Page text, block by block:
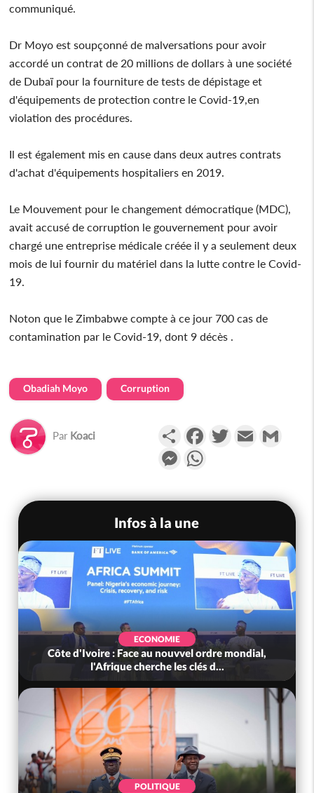
communiqué.
Dr Moyo est soupçonné de malversations pour avoir
accordé un contrat de 20 millions de dollars à une société
de Dubaï pour la fourniture de tests de dépistage et
d'équipements de protection contre le Covid-19,en
violation des procédures.
Il est également mis en cause dans deux autres contrats
d'achat d'équipements hospitaliers en 2019.
Le Mouvement pour le changement démocratique (MDC),
avait accusé de corruption le gouvernement pour avoir
chargé une entreprise médicale créée il y a seulement deux
mois de lui fournir du matériel dans la lutte contre le Covid-
19.
Noton que le Zimbabwe compte à ce jour 700 cas de
contamination par le Covid-19, dont 9 décès .
Obadiah Moyo Corruption
Par Koaci PartagerFacebookTwitterEmail
Messenger
Infos à la une
ECONOMIE
Côte d'Ivoire : Face au nouvvel ordre mondial,
l'Afrique cherche les clés d...
POLITIQUE